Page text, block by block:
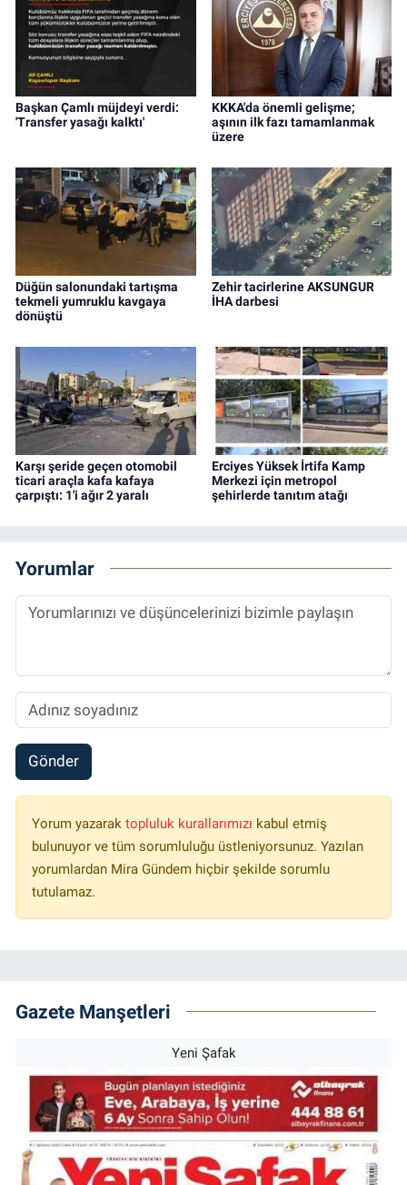
Başkan Çamlı müjdeyi verdi:
'Transfer yasağı kalktı'
KKKA'da önemli gelişme;
aşının ilk fazı tamamlanmak
üzere
Düğün salonundaki tartışma
tekmeli yumruklu kavgaya
dönüştü
Zehir tacirlerine AKSUNGUR
İHA darbesi
Karşı şeride geçen otomobil
ticari araçla kafa kafaya
çarpıştı: 1'i ağır 2 yaralı
Erciyes Yüksek İrtifa Kamp
Merkezi için metropol
şehirlerde tanıtım atağı
Yorumlar
Gönder
Yorum yazarak topluluk kurallarımızı kabul etmiş
bulunuyor ve tüm sorumluluğu üstleniyorsunuz. Yazılan
yorumlardan Mira Gündem hiçbir şekilde sorumlu
tutulamaz.
Gazete Manşetleri
Yeni Şafak